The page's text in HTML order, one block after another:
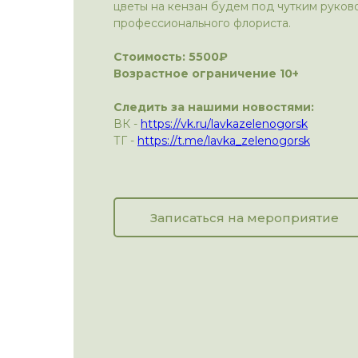
цветы на кензан будем под чутким
профессионального флориста.
Стоимость: 5500₽
Возрастное ограничение 10+
Следить за нашими новостями:
ВК - https://vk.ru/lavkazelenogorsk
ТГ - https://t.me/lavka_zelenogorsk
Записаться на мероприятие